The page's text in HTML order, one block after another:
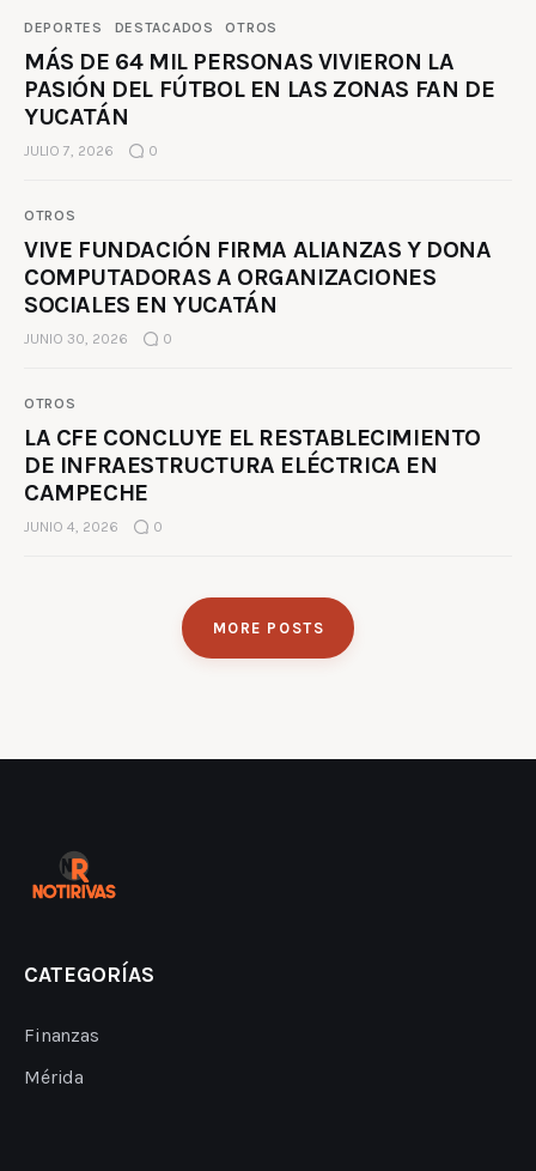
DEPORTES DESTACADOS OTROS
MÁS DE 64 MIL PERSONAS VIVIERON LA
PASIÓN DEL FÚTBOL EN LAS ZONAS FAN DE
YUCATÁN
JULIO 7, 2026 0
OTROS
VIVE FUNDACIÓN FIRMA ALIANZAS Y DONA
COMPUTADORAS A ORGANIZACIONES
SOCIALES EN YUCATÁN
JUNIO 30, 2026 0
OTROS
LA CFE CONCLUYE EL RESTABLECIMIENTO
DE INFRAESTRUCTURA ELÉCTRICA EN
CAMPECHE
JUNIO 4, 2026 0
MORE POSTS
CATEGORÍAS
Finanzas
Mérida